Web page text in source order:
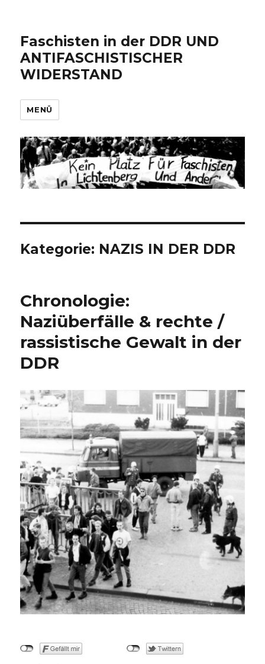
Faschisten in der DDR UND
ANTIFASCHISTISCHER
WIDERSTAND
MENÜ
Kategorie: NAZIS IN DER DDR
Chronologie:
Naziüberfälle & rechte /
rassistische Gewalt in der
DDR